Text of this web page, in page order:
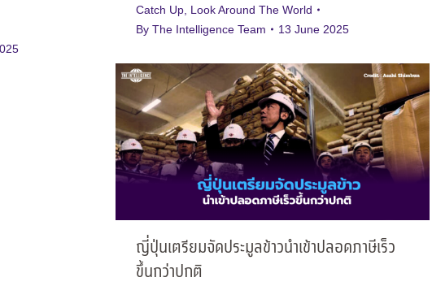
Catch Up Look Around The World
By The Intelligence Team 13 June 2025
ญี่ปุ่นเตรียมจัดประมูลข้าวนำเข้าปลอดภาษีเร็ว
ขึ้นกว่าปกติ